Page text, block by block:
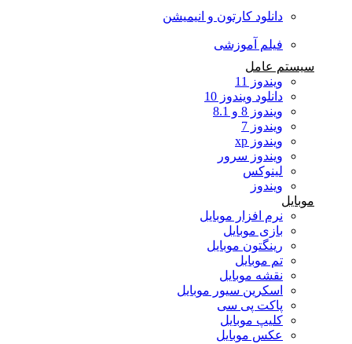
دانلود کارتون و انیمیشن
فیلم آموزشی
سیستم عامل
ویندوز 11
دانلود ویندوز 10
ویندوز 8 و 8.1
ویندوز 7
ویندوز xp
ویندوز سرور
لینوکس
ویندوز
موبایل
نرم افزار موبایل
بازی موبایل
رینگتون موبایل
تم موبایل
نقشه موبایل
اسکرین سیور موبایل
پاکت پی سی
کلیپ موبایل
عکس موبایل